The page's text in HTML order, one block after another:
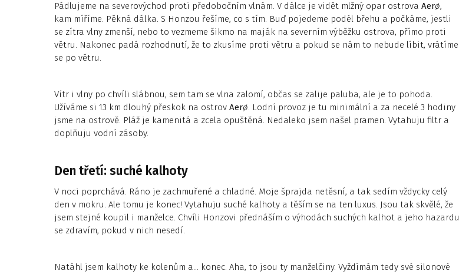
Pádlujeme na severovýchod proti předobočním vlnám. V dálce je vidět mlžný opar ostrova Aerø,
kam míříme. Pěkná dálka. S Honzou řešíme, co s tím. Buď pojedeme podél břehu a počkáme, jestli
se zítra vlny zmenší, nebo to vezmeme šikmo na maják na severním výběžku ostrova, přímo proti
větru. Nakonec padá rozhodnutí, že to zkusíme proti větru a pokud se nám to nebude líbit, vrátíme
se po větru.
Vítr i vlny po chvíli slábnou, sem tam se vlna zalomí, občas se zalije paluba, ale je to pohoda.
Užíváme si 13 km dlouhý přeskok na ostrov Aerø. Lodní provoz je tu minimální a za necelé 3 hodiny
jsme na ostrově. Pláž je kamenitá a zcela opuštěná. Nedaleko jsem našel pramen. Vytahuju filtr a
doplňuju vodní zásoby.
Den třetí: suché kalhoty
V noci poprchává. Ráno je zachmuřené a chladné. Moje šprajda netěsní, a tak sedím vždycky celý
den v mokru. Ale tomu je konec! Vytahuju suché kalhoty a těším se na ten luxus. Jsou tak skvělé, že
jsem stejné koupil i manželce. Chvíli Honzovi přednáším o výhodách suchých kalhot a jeho hazardu
se zdravím, pokud v nich nesedí.
Natáhl jsem kalhoty ke kolenům a… konec. Aha, to jsou ty manželčiny. Vyždímám tedy své silonové